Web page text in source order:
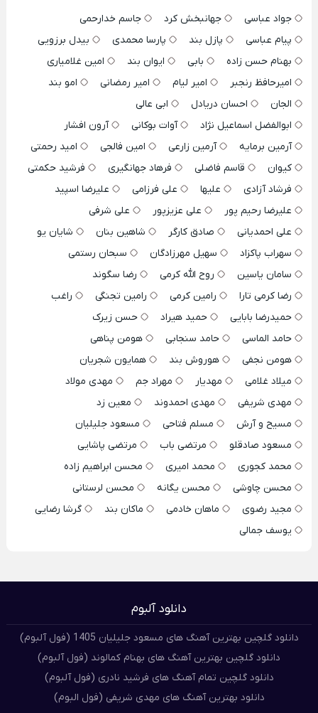
جواد عباسی جهانبخش کرد
جاسم خدارحمی
پیام عباسی
پازل بند پارسا محمدی
بیدل برزویی
بهنام حسن زاده
بابی ایوان بند
امین غلامیاری
امیرحافظ رنجبر
امیر لیام امیر رمضانی
امو بند
الجان
احسان دریادل
ابی عالی
ابوالفضل اسماعیل نژاد
آوات بوکانی
آرون افشار
آرمین برمایه
آرمین زارعی امین فالجی
امید رحمتی
کیوان
قاسم فاضلی فرهاد جهانگیری
فرشید حکمتی
فرشاد آزادی
علیها علی فرزامی
علیرضا اسپید
علیرضا رحیم پور
علی عزیزپور
علی شرفی
علی احمدیانی
صادق کارگر شاهین بنان
شایان یو
سهراب پاکزاد
سهیل مهرزادگان
سبحان رستمی
سامان یاسین
روح الله کرمی
رضا سگوند
رضا کرمی تارا
رامین کرمی رامین تجنگی
راغب
حمیدرضا بابایی
حمید هیراد
حسن زیرک
حامد الماسی
حامد سنجابی
هومن پناهی
هومن نجفی
هوروش بند
همایون شجریان
میلاد غلامی
مهدیار مهراد جم
مهدی مولاد
مهدی شریفی
مهدی احمدوند
معین زد
مسیح و آرش
مسلم فتاحی
مسعود جلیلیان
مسعود صادقلو
مرتضی باب
مرتضی پاشایی
محمد کجوری
محمد امیری
محسن ابراهیم زاده
محسن چاوشی
محسن یگانه
محسن لرستانی
مجید رضوی
ماهان خادمی ماکان بند
گرشا رضایی
یوسف جمالی
دانلود آلبوم
دانلود گلچین بهترین آهنگ های مسعود جلیلیان 1405 (فول آلبوم)
دانلود گلچین بهترین آهنگ های بهنام کمالوند (فول آلبوم)
دانلود گلچین تمام آهنگ های فرشید نادری (فول آلبوم)
دانلود بهترین آهنگ های مهدی شریفی (فول البوم)